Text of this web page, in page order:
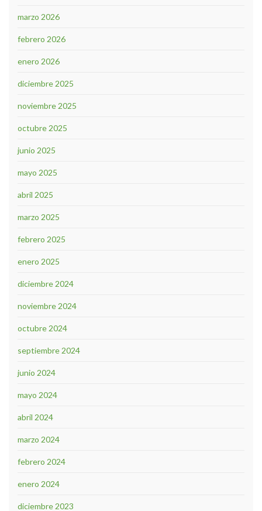
marzo 2026
febrero 2026
enero 2026
diciembre 2025
noviembre 2025
octubre 2025
junio 2025
mayo 2025
abril 2025
marzo 2025
febrero 2025
enero 2025
diciembre 2024
noviembre 2024
octubre 2024
septiembre 2024
junio 2024
mayo 2024
abril 2024
marzo 2024
febrero 2024
enero 2024
diciembre 2023